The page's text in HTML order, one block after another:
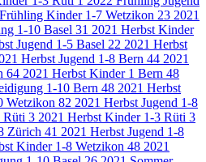
Kinder 1-7 Wetzikon 23 2021
1-10 Basel 31 2021 Herbst Kinder
Jugend 1-5 Basel 22 2021 Herbst
Herbst Jugend 1-8 Bern 44 2021
64 2021 Herbst Kinder 1 Bern 48
1-10 Bern 48 2021 Herbst
Wetzikon 82 2021 Herbst Jugend 1-8
Rüti 3 2021 Herbst Kinder 1-3 Rüti 3
Zürich 41 2021 Herbst Jugend 1-8
Kinder 1-8 Wetzikon 48 2021